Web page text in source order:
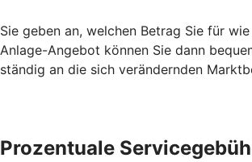
Sie geben an, welchen Betrag Sie für
Anlage-Angebot können Sie dann
ständig an die sich verändernden
Prozentuale